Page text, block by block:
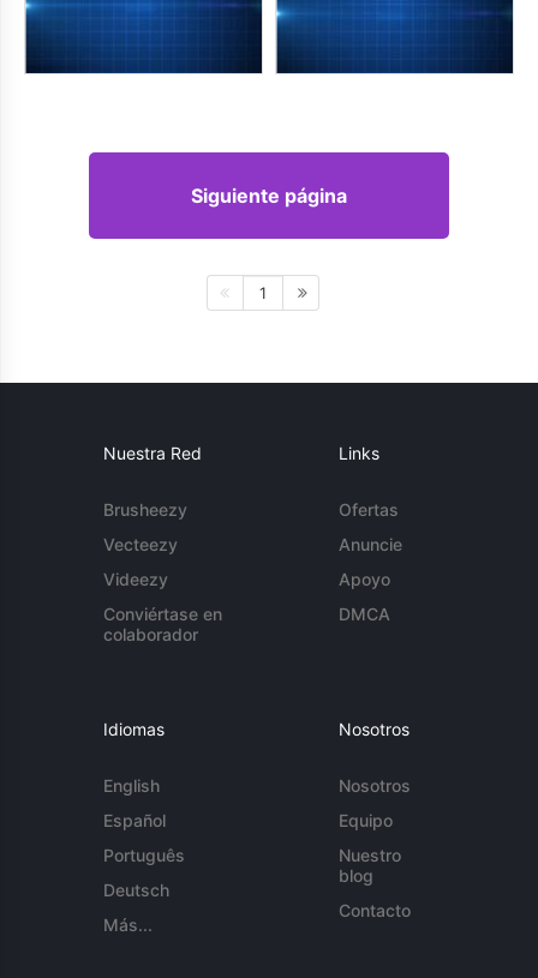
Siguiente página
1
Nuestra Red
Brusheezy
Vecteezy
Videezy
Conviértase en
colaborador
Links
Ofertas
Anuncie
Apoyo
DMCA
Idiomas
English
Español
Português
Deutsch
Más...
Nosotros
Nosotros
Equipo
Nuestro
blog
Contacto